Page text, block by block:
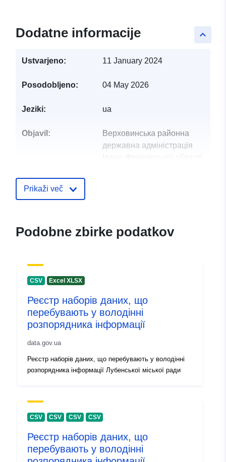
keyboard_arrow_up
Dodatne informacije
Ustvarjeno: 11 January 2024
Posodobljeno: 04 May 2026
Jeziki: ua
Objavil:
Верховинська районна
державна адміністрація
Kontaktne točke:
rda.gov.ua
Identifikatorji:
82b8a2aa-4b7a-4c40-bee2-
0655d69b19b2
uriRef:
4b7a-4c40-bee2-0655d69b19b2
Prikaži več
Podobne zbirke podatkov
CSV Excel XLSX
Реєстр наборів даних, що
перебувають у володінні
розпорядника інформації
data.gov.ua
Реєстр наборів даних, що перебувають у володінні
розпорядника інформації Лубенської міської ради
CSV CSV CSV CSV
Реєстр наборів даних, що
перебувають у володінні